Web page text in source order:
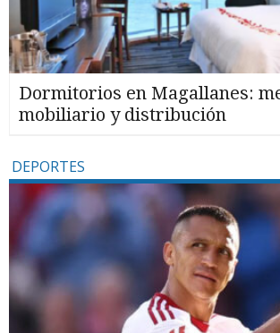
Dormitorios en Magallanes:
mobiliario y distribución
DEPORTES